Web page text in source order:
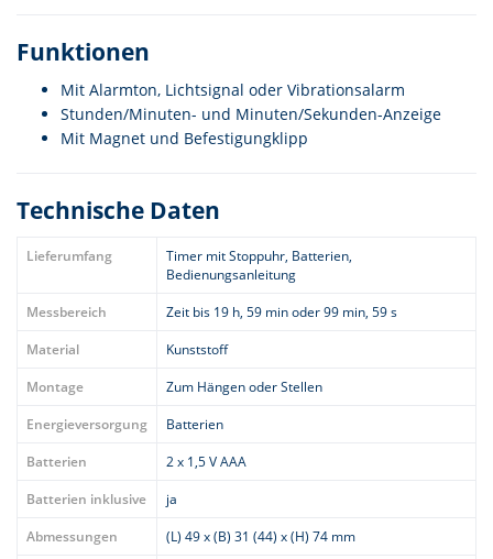
Funktionen
Mit Alarmton, Lichtsignal oder Vibrationsalarm
Stunden/Minuten- und Minuten/Sekunden-Anzeige
Mit Magnet und Befestigungklipp
Technische Daten
Lieferumfang
Timer mit Stoppuhr, Batterien,
Bedienungsanleitung
Messbereich
Zeit bis 19 h, 59 min oder 99 min, 59 s
Material
Kunststoff
Montage
Zum Hängen oder Stellen
Energieversorgung
Batterien
Batterien
2 x 1,5 V AAA
Batterien inklusive
ja
Abmessungen
(L) 49 x (B) 31 (44) x (H) 74 mm